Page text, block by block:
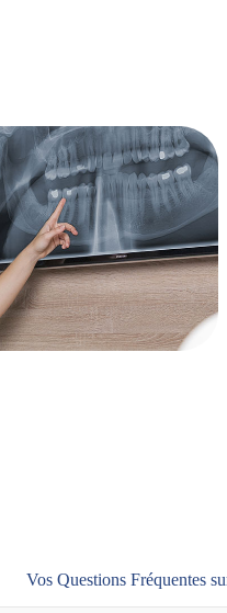
Vos Questions Fréquentes